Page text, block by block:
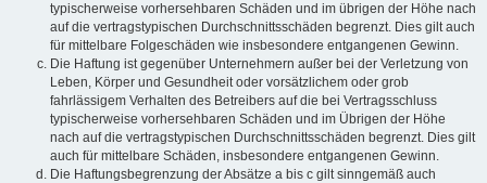
typischerweise vorhersehbaren Schäden und im übrigen der Höhe nach
auf die vertragstypischen Durchschnittsschäden begrenzt. Dies gilt auch
für mittelbare Folgeschäden wie insbesondere entgangenen Gewinn.
Die Haftung ist gegenüber Unternehmern außer bei der Verletzung von
Leben, Körper und Gesundheit oder vorsätzlichem oder grob
fahrlässigem Verhalten des Betreibers auf die bei Vertragsschluss
typischerweise vorhersehbaren Schäden und im Übrigen der Höhe
nach auf die vertragstypischen Durchschnittsschäden begrenzt. Dies gilt
auch für mittelbare Schäden, insbesondere entgangenen Gewinn.
Die Haftungsbegrenzung der Absätze a bis c gilt sinngemäß auch